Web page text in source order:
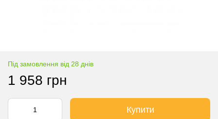
Під замовлення від 28 днів
1 958 грн
Купити